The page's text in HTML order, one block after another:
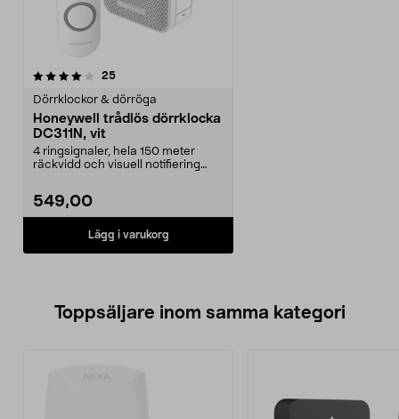
25recensioner
Dörrklockor & dörröga
Honeywell trådlös dörrklocka
DC311N, vit
4 ringsignaler, hela 150 meter
räckvidd och visuell notifiering
549,00
Lägg i varukorg
Toppsäljare inom samma kategori